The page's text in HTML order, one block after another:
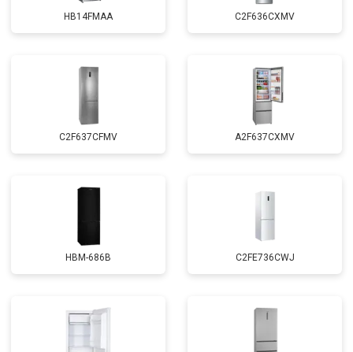
HB14FMAA C2F636CXMV
C2F637CFMV A2F637CXMV
HBM-686B C2FE736CWJ